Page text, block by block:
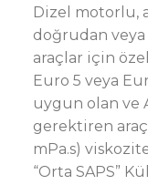
Dizel motorlu,
doğrudan veya
araçlar için
Euro 5 veya
uygun olan ve
gerektiren
mPa.s)
“Orta SAPS”